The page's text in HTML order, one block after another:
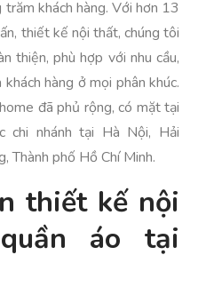
khách hàng. Với hơn 13
thiết kế nội thất, chúng tôi
thiện, phù hợp với nhu cầu,
hàng ở mọi phân khúc.
đã phủ rộng, có mặt tại
chi nhánh tại Hà Nội, Hải
Thành phố Hồ Chí Minh.
thiết kế nội
áo tại